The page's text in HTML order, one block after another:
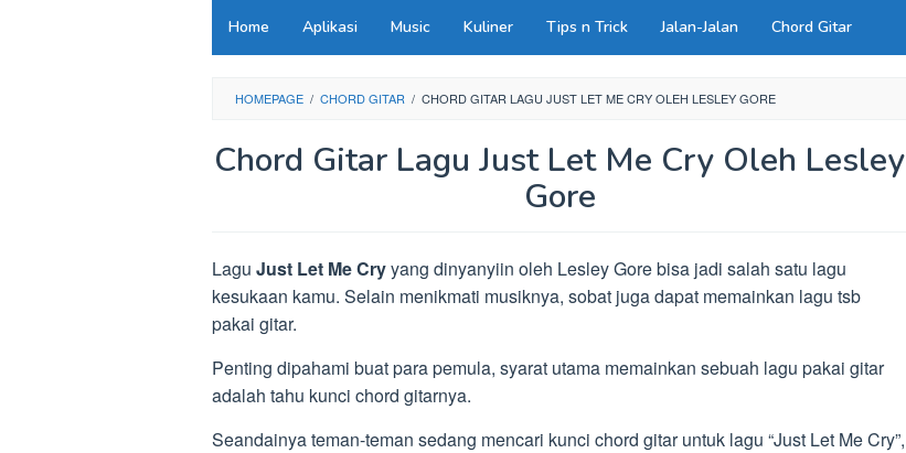
Home Aplikasi Music Kuliner Tips n Trick Jalan-Jalan Chord Gitar
HOMEPAGE / CHORD GITAR / CHORD GITAR LAGU JUST LET ME CRY OLEH LESLEY GORE
Chord Gitar Lagu Just Let Me Cry Oleh Lesley
Gore
Lagu Just Let Me Cryyang dinyanyiin oleh Lesley Gore bisa jadi salah satu lagu
kesukaan kamu. Selain menikmati musiknya, sobat juga dapat memainkan lagu tsb
pakai gitar.
Penting dipahami buat para pemula, syarat utama memainkan sebuah lagu pakai gitar
adalah tahu kunci chord gitarnya.
Seandainya teman-teman sedang mencari kunci chord gitar untuk lagu “Just Let Me Cry”,